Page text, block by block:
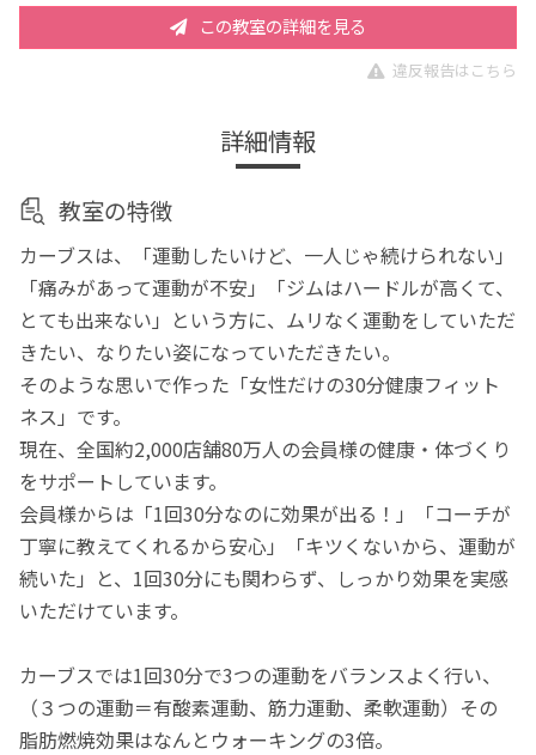
この教室の詳細を見る
違反報告はこちら
詳細情報
教室の特徴
カーブスは、「運動したいけど、一人じゃ続けられない」
「痛みがあって運動が不安」「ジムはハードルが高くて、
とても出来ない」という方に、ムリなく運動をしていただ
きたい、なりたい姿になっていただきたい。
そのような思いで作った「女性だけの30分健康フィット
ネス」です。
現在、全国約2,000店舗80万人の会員様の健康・体づくり
をサポートしています。
会員様からは「1回30分なのに効果が出る！」「コーチが
丁寧に教えてくれるから安心」「キツくないから、運動が
続いた」と、1回30分にも関わらず、しっかり効果を実感
いただけています。
カーブスでは1回30分で3つの運動をバランスよく行い、
（３つの運動＝有酸素運動、筋力運動、柔軟運動）その
脂肪燃焼効果はなんとウォーキングの3倍。